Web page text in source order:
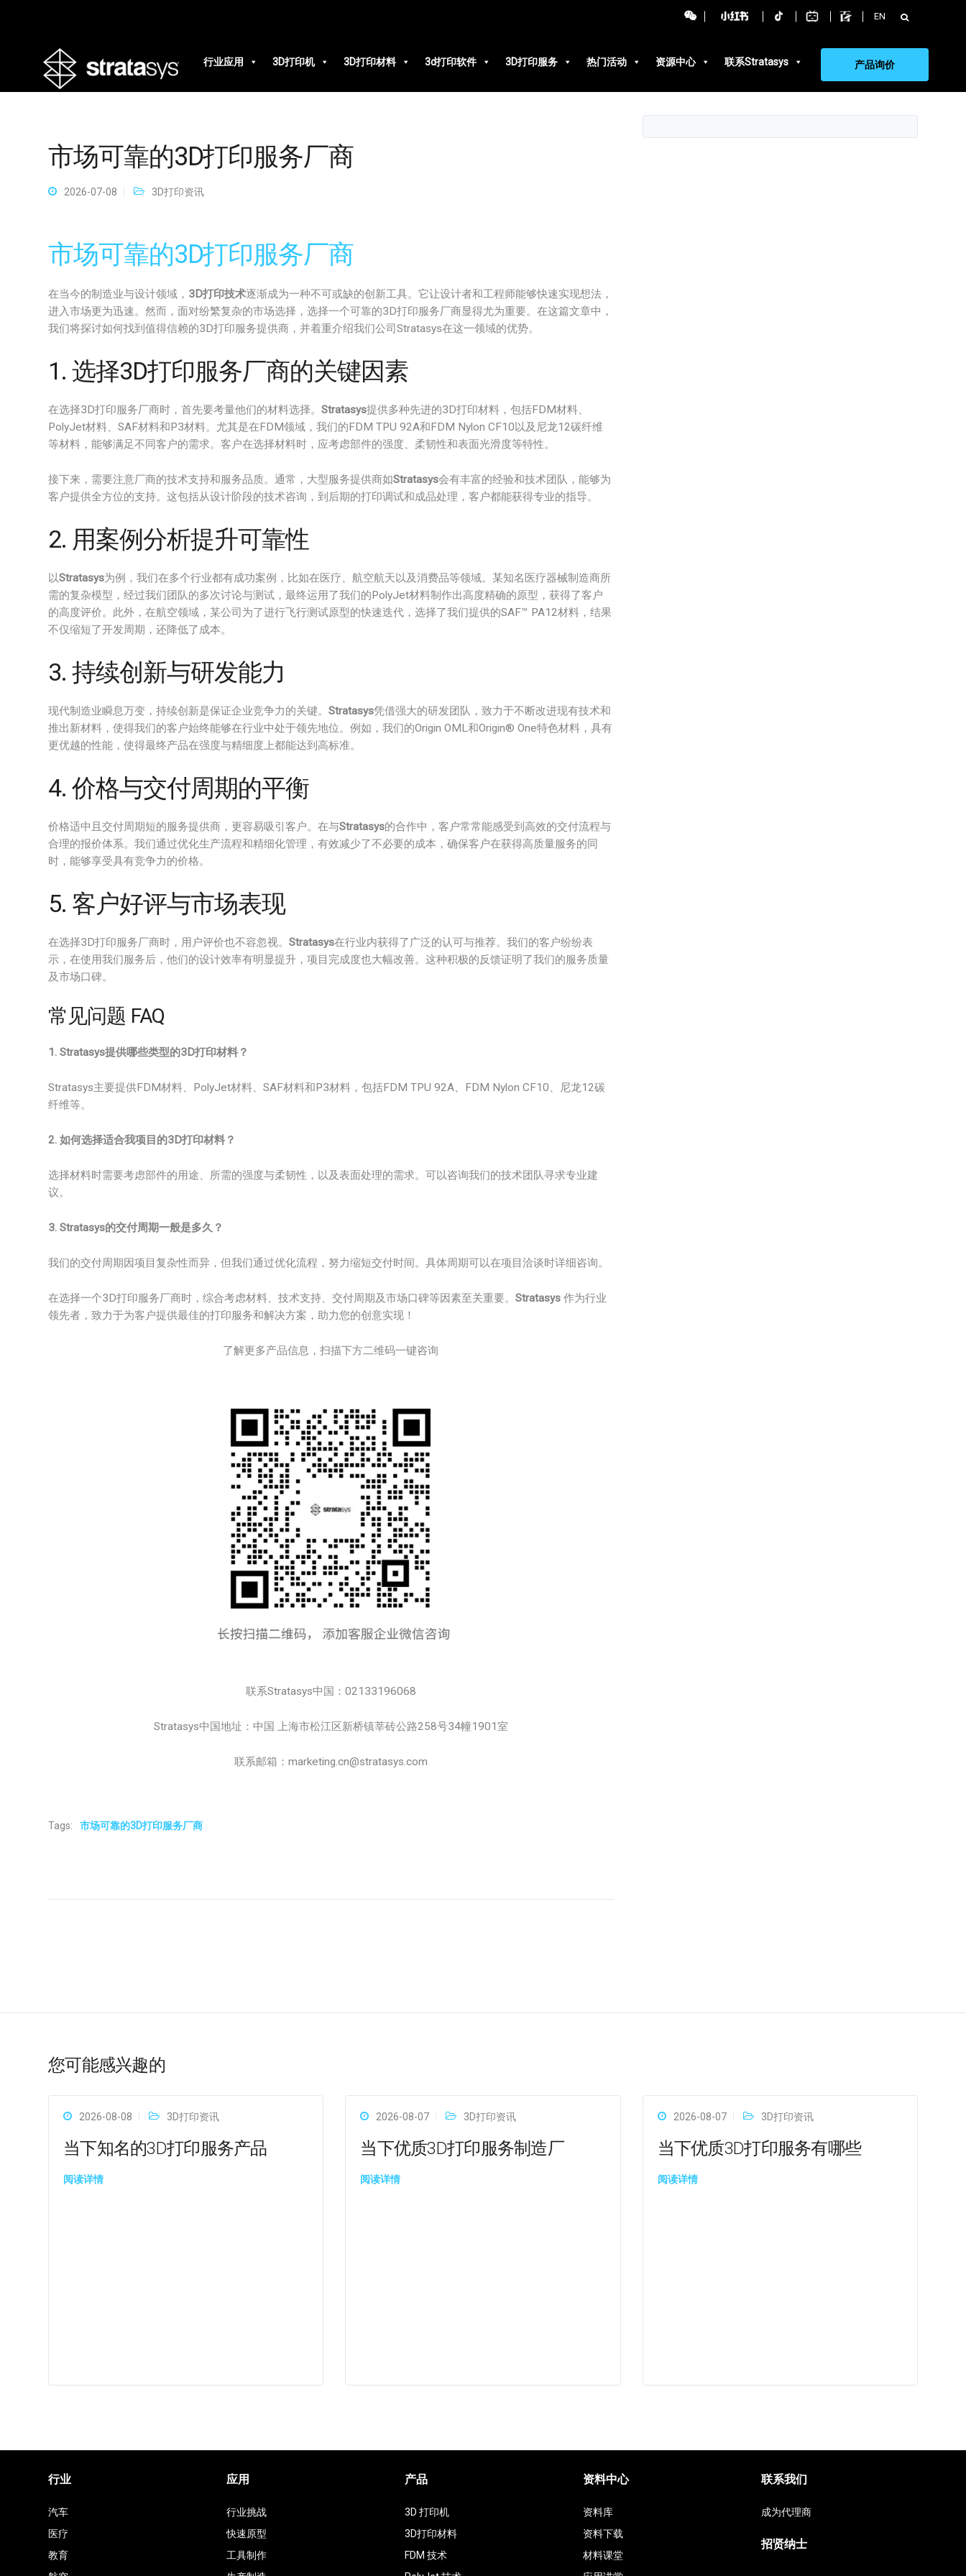
EN 搜
索：
行业应用
3D打印机 3D打印材料 3d打印软件 3D打印服务 热门活动 资源中心 联系Stratasys 产品询价
市场可靠的3D打印服务厂商
2026-07-08 3D打印资讯
市场可靠的3D打印服务厂商
在当今的制造业与设计领域， 3D打印技术逐渐成为一种不可或缺的创新工具。它让设计者和工程师能够快速实现想法，
进入市场更为迅速。然而，面对纷繁复杂的市场选择，选择一个可靠的3D打印服务厂商显得尤为重要。在这篇文章中，
我们将探讨如何找到值得信赖的3D打印服务提供商，并着重介绍我们公司Stratasys在这一领域的优势。
1. 选择3D打印服务厂商的关键因素
在选择3D打印服务厂商时，首先要考量他们的材料选择。 Stratasys提供多种先进的3D打印材料，包括FDM材料、
PolyJet材料、SAF材料和P3材料。尤其是在FDM领域，我们的FDM TPU 92A和FDM Nylon CF10以及尼龙12碳纤维
等材料，能够满足不同客户的需求。客户在选择材料时，应考虑部件的强度、柔韧性和表面光滑度等特性。
接下来，需要注意厂商的技术支持和服务品质。通常，大型服务提供商如Stratasys会有丰富的经验和技术团队，能够为
客户提供全方位的支持。这包括从设计阶段的技术咨询，到后期的打印调试和成品处理，客户都能获得专业的指导。
2. 用案例分析提升可靠性
以Stratasys为例，我们在多个行业都有成功案例，比如在医疗、航空航天以及消费品等领域。某知名医疗器械制造商所
需的复杂模型，经过我们团队的多次讨论与测试，最终运用了我们的PolyJet材料制作出高度精确的原型，获得了客户
的高度评价。此外，在航空领域，某公司为了进行飞行测试原型的快速迭代，选择了我们提供的SAF™ PA12材料，结果
不仅缩短了开发周期，还降低了成本。
3. 持续创新与研发能力
现代制造业瞬息万变，持续创新是保证企业竞争力的关键。 Stratasys凭借强大的研发团队，致力于不断改进现有技术和
推出新材料，使得我们的客户始终能够在行业中处于领先地位。例如，我们的Origin OML和Origin® One特色材料，具有
更优越的性能，使得最终产品在强度与精细度上都能达到高标准。
4. 价格与交付周期的平衡
价格适中且交付周期短的服务提供商，更容易吸引客户。在与Stratasys的合作中，客户常常能感受到高效的交付流程与
合理的报价体系。我们通过优化生产流程和精细化管理，有效减少了不必要的成本，确保客户在获得高质量服务的同
时，能够享受具有竞争力的价格。
5. 客户好评与市场表现
在选择3D打印服务厂商时，用户评价也不容忽视。 Stratasys在行业内获得了广泛的认可与推荐。我们的客户纷纷表
示，在使用我们服务后，他们的设计效率有明显提升，项目完成度也大幅改善。这种积极的反馈证明了我们的服务质量
及市场口碑。
常见问题 FAQ
1. Stratasys提供哪些类型的3D打印材料？
Stratasys主要提供FDM材料、PolyJet材料、SAF材料和P3材料，包括FDM TPU 92A、FDM Nylon CF10、尼龙12碳
纤维等。
2. 如何选择适合我项目的3D打印材料？
选择材料时需要考虑部件的用途、所需的强度与柔韧性，以及表面处理的需求。可以咨询我们的技术团队寻求专业建
议。
3. Stratasys的交付周期一般是多久？
我们的交付周期因项目复杂性而异，但我们通过优化流程，努力缩短交付时间。具体周期可以在项目洽谈时详细咨询。
在选择一个3D打印服务厂商时，综合考虑材料、技术支持、交付周期及市场口碑等因素至关重要。 Stratasys 作为行业
领先者，致力于为客户提供最佳的打印服务和解决方案，助力您的创意实现！
了解更多产品信息，扫描下方二维码一键咨询
联系Stratasys中国：02133196068
Stratasys中国地址：中国 上海市松江区新桥镇莘砖公路258号34幢1901室
联系邮箱：marketing.cn@stratasys.com
Tags: 市场可靠的3D打印服务厂商
您可能感兴趣的
2026-08-08 3D打印资讯
当下知名的3D打印服务产品
阅读详情
2026-08-07 3D打印资讯
当下优质3D打印服务制造厂
阅读详情
2026-08-07 3D打印资讯
当下优质3D打印服务有哪些
阅读详情
行业
汽车
医疗
教育
应用
行业挑战
快速原型
工具制作
产品
3D 打印机
3D打印材料
FDM 技术
资料中心
资料库
资料下载
材料课堂
联系我们
成为代理商
招贤纳士